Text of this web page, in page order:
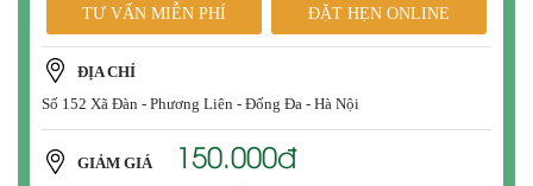
TƯ VẤN MIỄN PHÍ ĐẶT HẸN ONLINE
ĐỊA CHỈ
Số 152 Xã Đàn - Phương Liên - Đống Đa - Hà Nội
GIẢM GIÁ 150.000đ